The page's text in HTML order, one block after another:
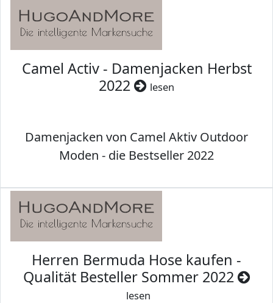
Camel Activ - Damenjacken Herbst
2022
lesen
Damenjacken von Camel Aktiv Outdoor
Moden - die Bestseller 2022
Herren Bermuda Hose kaufen -
Qualität Besteller Sommer 2022
lesen